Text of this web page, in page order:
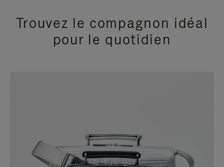
Trouvez le compagnon idéal
pour le quotidien